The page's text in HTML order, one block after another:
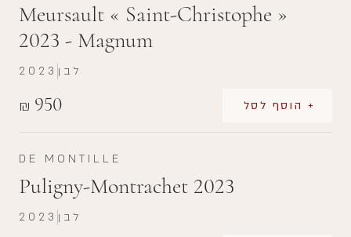
Meursault « Saint-Christophe »
2023 - Magnum
₪ 950 + הוסף לסל
2023 לבן
DE MONTILLE
Puligny-Montrachet 2023
2023 לבן